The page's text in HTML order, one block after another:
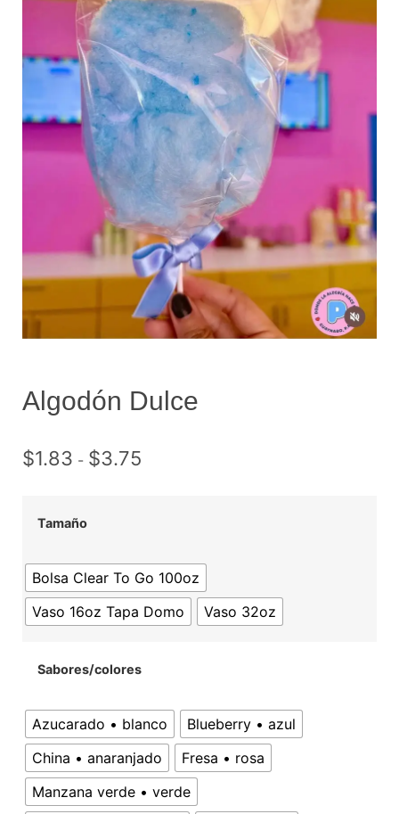
Algodón Dulce
$1.83 - $3.75
Tamaño
Bolsa Clear To Go 100oz
Vaso 16oz Tapa Domo
Vaso 32oz
Sabores/colores
Azucarado • blanco
Blueberry • azul
China • anaranjado
Fresa • rosa
Manzana verde • verde